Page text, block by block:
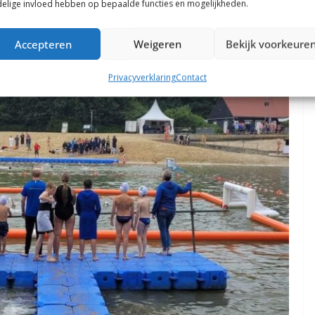
invloed hebben op bepaalde functies en mogelijkheden.
Accepteren Weigeren Bekijk
PrivacyverklaringContact